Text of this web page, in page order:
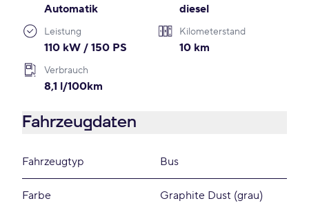
Automatik diesel
Leistung
110 kW / 150 PS
Kilometerstand
10 km
Verbrauch
8,1 l/100km
Fahrzeugdaten
Fahrzeugtyp Bus
Farbe Graphite Dust (grau)